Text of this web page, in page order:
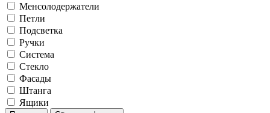
Менсолодержатели
Петли
Подсветка
Ручки
Система
Стекло
Фасады
Штанга
Ящики